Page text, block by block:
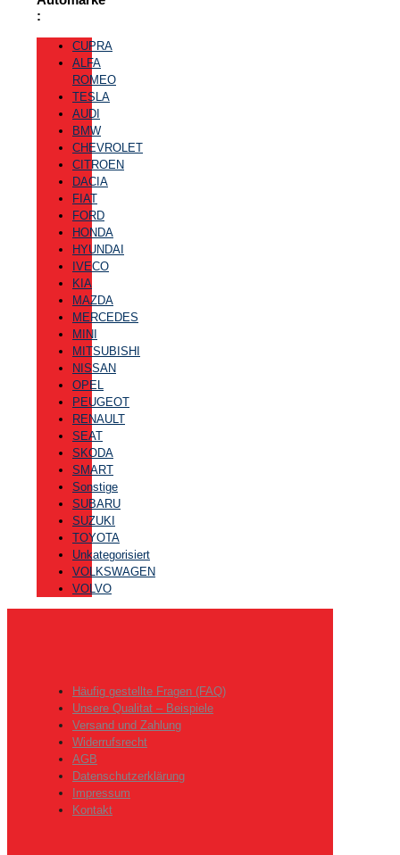
:
CUPRA
ALFA
ROMEO
TESLA
AUDI
BMW
CHEVROLET
CITROEN
DACIA
FIAT
FORD
HONDA
HYUNDAI
IVECO
KIA
MAZDA
MERCEDES
MINI
MITSUBISHI
NISSAN
OPEL
PEUGEOT
RENAULT
SEAT
SKODA
SMART
Sonstige
SUBARU
SUZUKI
TOYOTA
Unkategorisiert
VOLKSWAGEN
VOLVO
Häufig gestellte Fragen (FAQ)
Unsere Qualitat – Beispiele
Versand und Zahlung
Widerrufsrecht
AGB
Datenschutzerklärung
Impressum
Kontakt